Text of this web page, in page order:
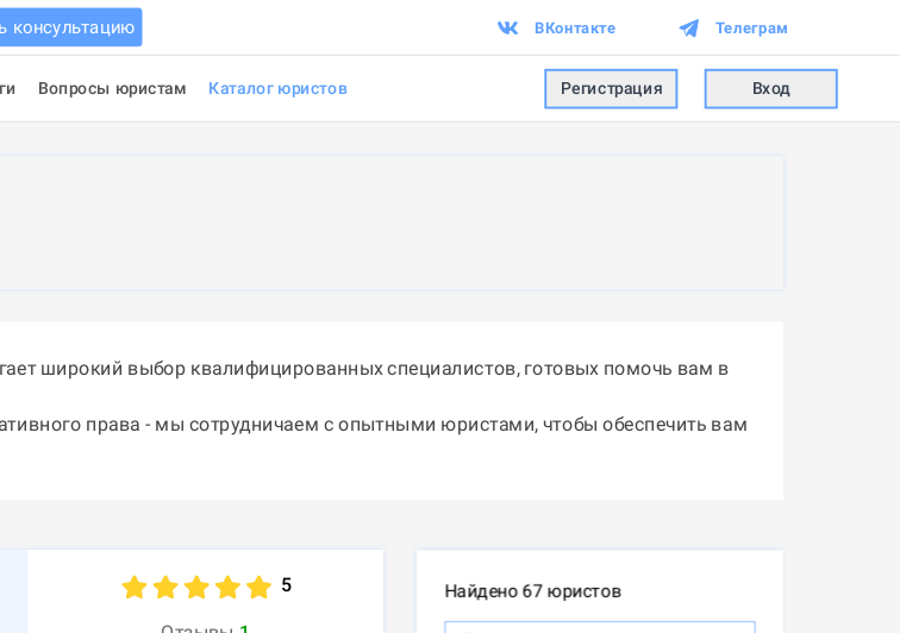
консультацию ВКонтакте Телеграм
Вопросы юристам Каталог юристов Регистрация Вход
широкий выбор квалифицированных специалистов, готовых помочь вам в
права - мы сотрудничаем с опытными юристами, чтобы обеспечить вам
5 Найдено 67 юристов